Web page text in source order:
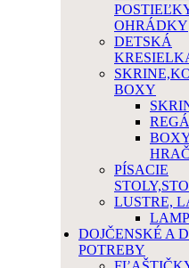
OHRÁDKY
DETSKÁ
BOXY
PÍSACIE
LUSTRE,
DOJČENSKÉ A
POTREBY